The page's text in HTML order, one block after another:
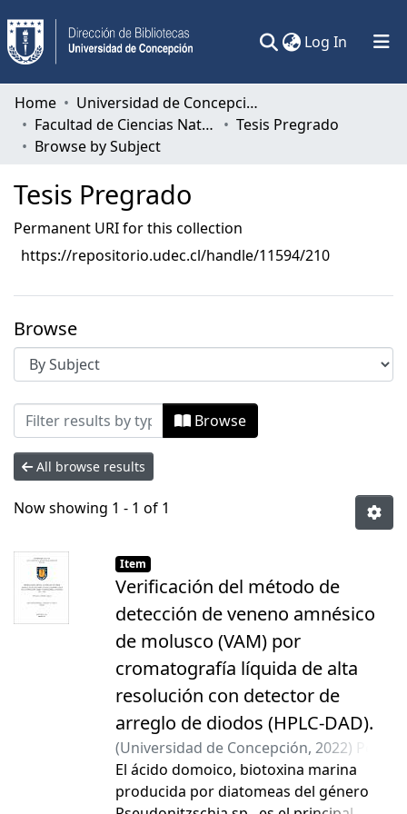
Log In (current)
Communities & Collections
All of DSpace
Home
Universidad de Concepción
Facultad de Ciencias Naturales y Oceanográficas
Tesis Pregrado
Browse by Subject
Tesis Pregrado
Permanent URI for this collection
https://repositorio.udec.cl/handle/11594/210
Browse
Browsing Tesis Pregrado by Subject
Browse
All browse results
Now showing 1 - 1 of 1
Item
Verificación del método de
detección de veneno amnésico
de molusco (VAM) por
cromatografía líquida de alta
resolución con detector de
arreglo de diodos (HPLC-DAD).
(Universidad de Concepción, 2022) Peña
Vásquez, Francisco Javier;Astuya
Villalón, Allisson Patsy;Aballay González,
El ácido domoico, biotoxina marina
producida por diatomeas del género